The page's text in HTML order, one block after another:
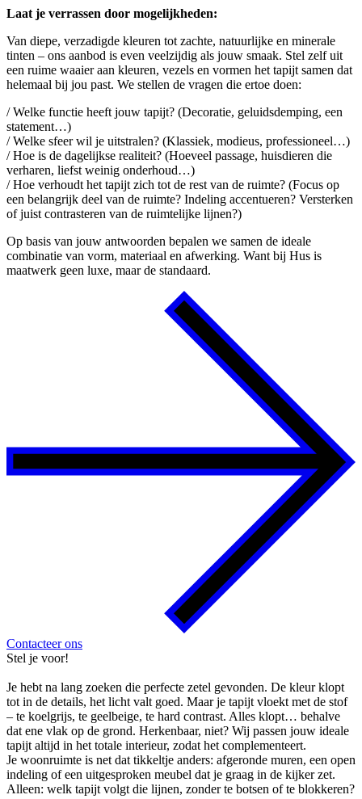
Laat je verrassen door mogelijkheden:
Van diepe, verzadigde kleuren tot zachte, natuurlijke en minerale
tinten – ons aanbod is even veelzijdig als jouw smaak. Stel zelf uit
een ruime waaier aan kleuren, vezels en vormen het tapijt samen dat
helemaal bij jou past. We stellen de vragen die ertoe doen:
/ Welke functie heeft jouw tapijt? (Decoratie, geluidsdemping, een
statement…)
/ Welke sfeer wil je uitstralen? (Klassiek, modieus, professioneel…)
/ Hoe is de dagelijkse realiteit? (Hoeveel passage, huisdieren die
verharen, liefst weinig onderhoud…)
/ Hoe verhoudt het tapijt zich tot de rest van de ruimte? (Focus op
een belangrijk deel van de ruimte? Indeling accentueren? Versterken
of juist contrasteren van de ruimtelijke lijnen?)
Op basis van jouw antwoorden bepalen we samen de ideale
combinatie van vorm, materiaal en afwerking. Want bij Hus is
maatwerk geen luxe, maar de standaard.
Contacteer ons
Stel je voor!
Je hebt na lang zoeken die perfecte zetel gevonden. De kleur klopt
tot in de details, het licht valt goed. Maar je tapijt vloekt met de stof
– te koelgrijs, te geelbeige, te hard contrast. Alles klopt… behalve
dat ene vlak op de grond. Herkenbaar, niet? Wij passen jouw ideale
tapijt altijd in het totale interieur, zodat het complementeert.
Je woonruimte is net dat tikkeltje anders: afgeronde muren, een open
indeling of een uitgesproken meubel dat je graag in de kijker zet.
Alleen: welk tapijt volgt die lijnen, zonder te botsen of te blokkeren?